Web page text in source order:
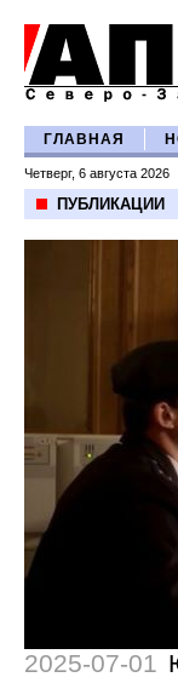
ГЛАВНАЯ
Четверг, 6 августа 2026
ПУБЛИКАЦИИ
2025-07-01